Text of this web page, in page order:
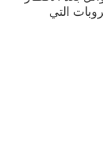
التي